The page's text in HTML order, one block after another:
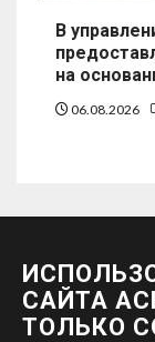
В
на
06.08.2026
САЙТА
ТОЛЬКО